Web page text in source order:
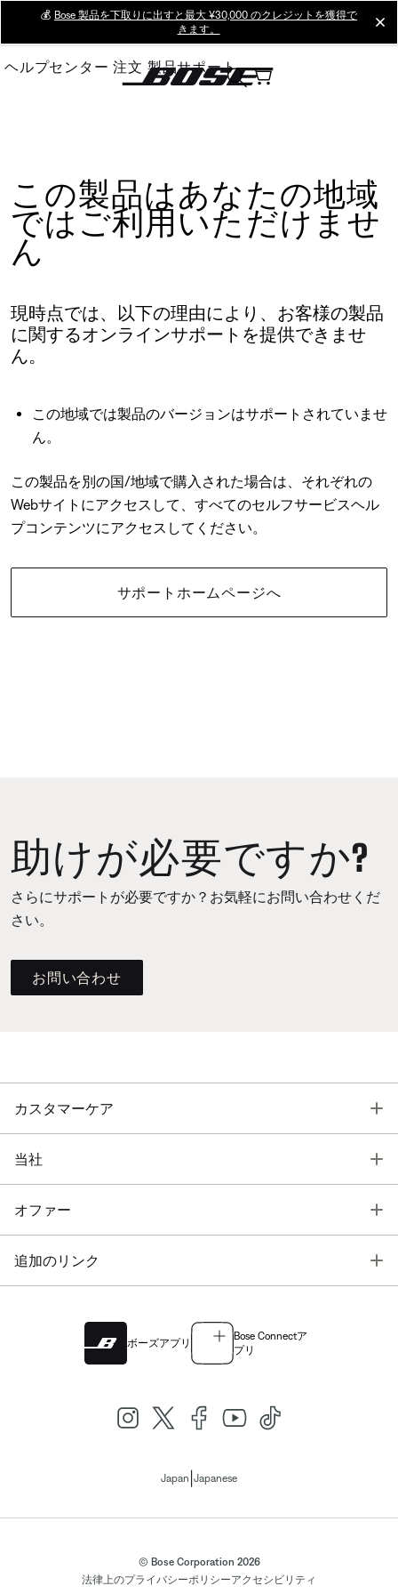
Main
💰 Bose 製品を下取りに出すと最大 ¥30,000 のクレジットを獲得で
きます。
ヘルプセンター 注文 製品サポート
この製品はあなたの地域
ではご利用いただけませ
ん
現時点では、以下の理由により、お客様の製品
に関するオンラインサポートを提供できませ
ん。
この地域では製品のバージョンはサポートされていませ
ん。
この製品を別の国/地域で購入された場合は、それぞれの
Webサイトにアクセスして、すべてのセルフサービスヘル
プコンテンツにアクセスしてください。
サポートホームページへ
助けが必要ですか?
さらにサポートが必要ですか？お気軽にお問い合わせくだ
さい。
お問い合わせ
カスタマーケア
当社
オファー
追加のリンク
ボーズアプリ
Bose Connectア
プリ
Japan Japanese
© Bose Corporation 2026
法律上のプライバシーポリシーアクセシビリティ